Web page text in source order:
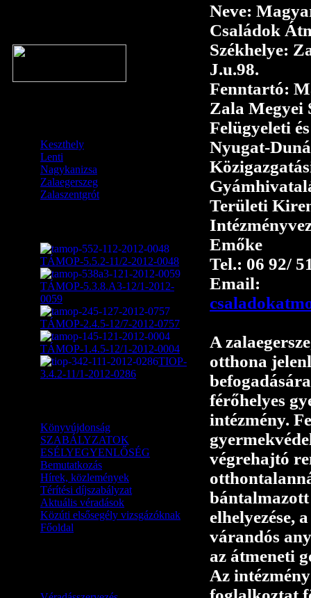
Keszthely
Lenti
Nagykanizsa
Zalaegerszeg
Zalaszentgrót
TÁMOP-5.5.2-11/2-2012-0048
TÁMOP-5.3.8.A3-12/1-2012-
0059
TÁMOP-2.4.5-12/7-2012-0757
TÁMOP-1.4.5-12/1-2012-0004
TIOP-
3.4.2-11/1-2012-0286
Könyvújdonság
SZABÁLYZATOK
ESÉLYEGYENLŐSÉG
Bemutatkozás
Hírek, közlemények
Térítési díjszabályzat
Aktuális véradások
Közúti elsősegély vizsgázóknak
Főoldal
Neve:
Családok
Székhelye:
J.u.98.
Fenntartó:
Zala Megyei
Felügyeleti
Nyugat-
Területi
Emőke
Tel.: 06 92/
Email:
A
otthona
férőhelyes
intézmény.
végrehajtó
bántalmazott
elhelyezése,
várandós
az átmeneti
Az